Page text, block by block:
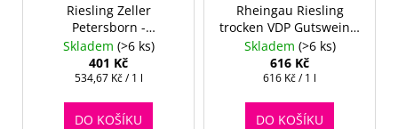
Riesling Zeller
Petersborn -
Kapertchen 2013 -
Spätlese
Skladem (>6 ks)
401 Kč
Měrná
534,67 Kč / 1 l
DO KOŠÍKU
Rheingau Riesling
trocken VDP Gutswein 1
l
Skladem (>6 ks)
616 Kč
Měrná
616 Kč / 1 l
DO KOŠÍKU